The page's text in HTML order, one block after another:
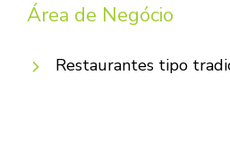
Área de Negócio
Restaurantes tipo